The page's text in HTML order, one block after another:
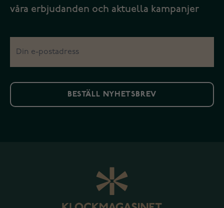
våra erbjudanden och aktuella kampanjer
BESTÄLL NYHETSBREV